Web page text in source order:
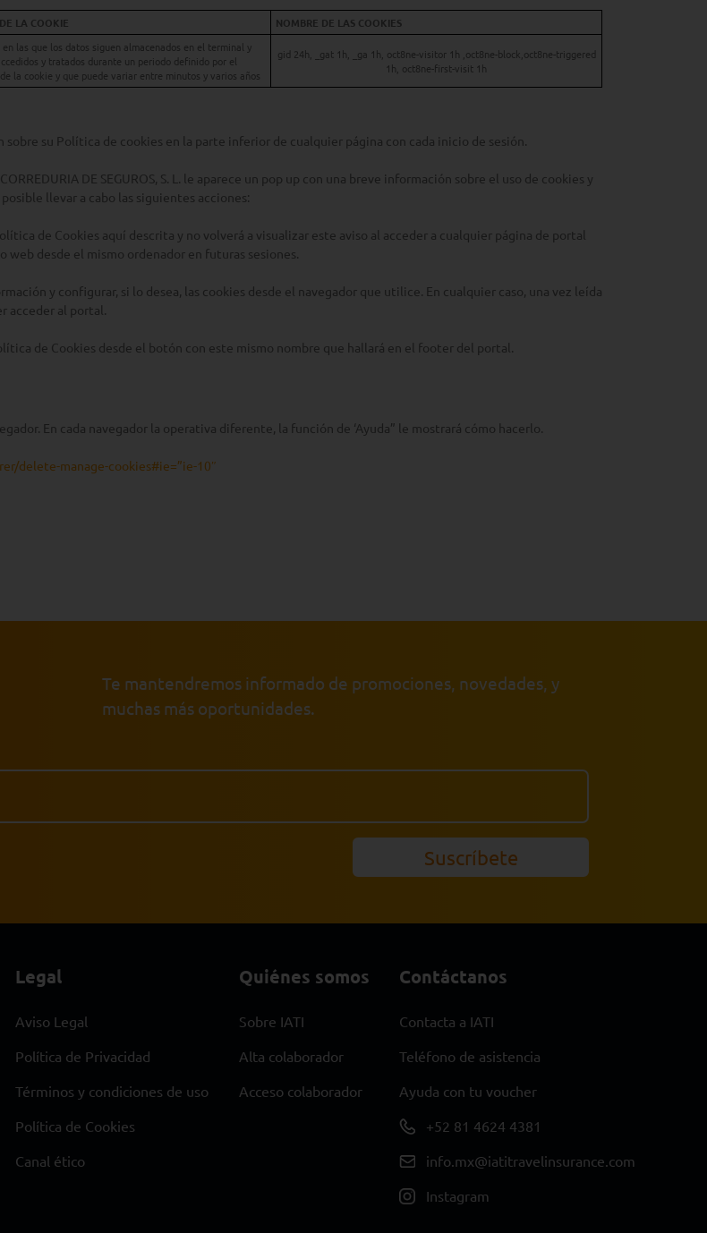
LA COOKIE NOMBRE DE LAS COOKIES
en las que los datos siguen almacenados en el terminal y
y tratados durante un periodo definido por el
la cookie y que puede variar entre minutos y varios años
gid 24h, _gat 1h, _ga 1h, oct8ne-visitor 1h ,oct8ne-block,oct8ne-triggered
1h, oct8ne-first-visit 1h
sobre su Política de cookies en la parte inferior de cualquier página con cada inicio de sesión.
DE SEGUROS, S. L. le aparece un pop up con una breve información sobre el uso de cookies y
llevar a cabo las siguientes acciones:
de Cookies aquí descrita y no volverá a visualizar este aviso al acceder a cualquier página de portal
desde el mismo ordenador en futuras sesiones.
y configurar, si lo desea, las cookies desde el navegador que utilice. En cualquier caso, una vez leída
acceder al portal.
de Cookies desde el botón con este mismo nombre que hallará en el footer del portal.
En cada navegador la operativa diferente, la función de ‘Ayuda” le mostrará cómo hacerlo.
delete-manage-cookies#ie=”ie-10″
Legal
Aviso Legal
Política de Privacidad
Términos y condiciones de uso
Política de Cookies
Canal ético
Quiénes somos
Sobre IATI
Alta colaborador
Acceso colaborador
Contáctanos
Contacta a IATI
Teléfono de asistencia
Ayuda con tu voucher
+52 81 4624 4381
info.mx@iatitravelinsurance.com
Instagram